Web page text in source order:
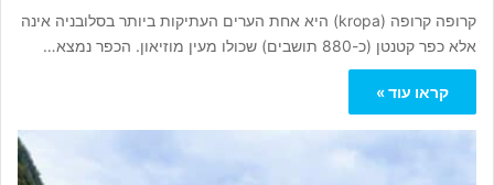
קרופה קרופה (kropa) היא אחת הערים העתיקות ביותר בסלובניה אינה
אלא כפר קטנטן (כ-880 תושבים) שכולו מעין מוזיאון. הכפר נמצא…
קראו עוד »